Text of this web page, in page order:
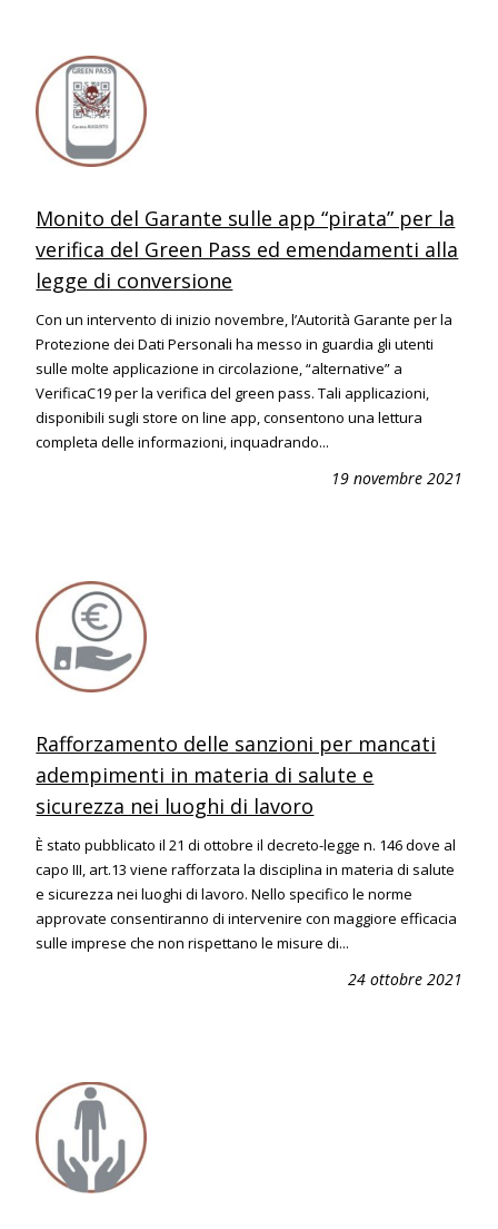
Monito del Garante sulle app “pirata” per la
verifica del Green Pass ed emendamenti alla
legge di conversione
Con un intervento di inizio novembre, l’Autorità Garante per la
Protezione dei Dati Personali ha messo in guardia gli utenti
sulle molte applicazione in circolazione, “alternative” a
VerificaC19 per la verifica del green pass. Tali applicazioni,
disponibili sugli store on line app, consentono una lettura
completa delle informazioni, inquadrando...
19 novembre 2021
Rafforzamento delle sanzioni per mancati
adempimenti in materia di salute e
sicurezza nei luoghi di lavoro
È stato pubblicato il 21 di ottobre il decreto-legge n. 146 dove al
capo III, art.13 viene rafforzata la disciplina in materia di salute
e sicurezza nei luoghi di lavoro. Nello specifico le norme
approvate consentiranno di intervenire con maggiore efficacia
sulle imprese che non rispettano le misure di...
24 ottobre 2021